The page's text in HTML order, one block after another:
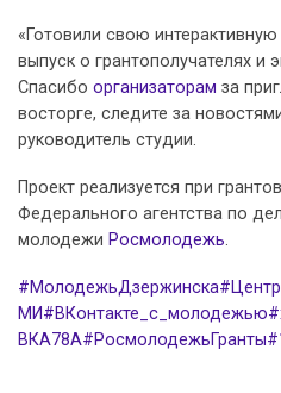
«Готовили свою
выпуск о грантополучателях и
Спасибо организаторам за
восторге, следите за
руководитель студии.
Проект реализуется при
Федерального агентства по
молодежи Росмолодежь.
#МолодежьДзержинска
МИ#ВКонтакте_с_молодежью
ВКА78А#РосмолодежьГранты